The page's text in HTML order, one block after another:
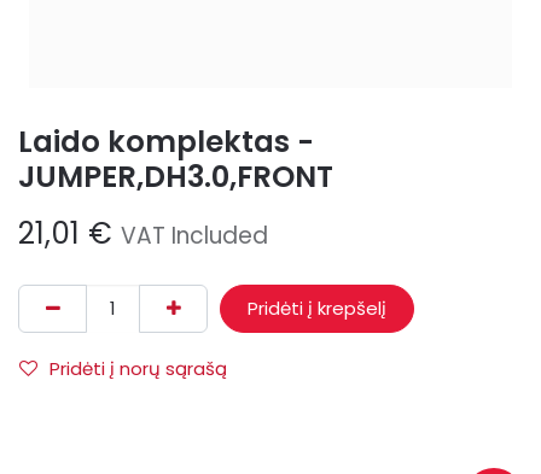
Laido komplektas -
JUMPER,DH3.0,FRONT
21,01 € VAT Included
Pridėti į krepšelį
Pridėti į norų sąrašą